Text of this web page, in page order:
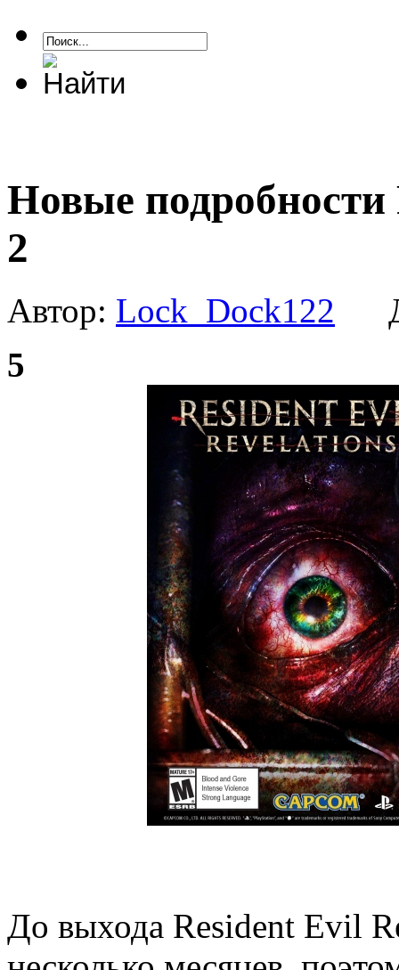
Новые подробности
2
Автор: Lock_Dock122
5
До выхода Resident Evil